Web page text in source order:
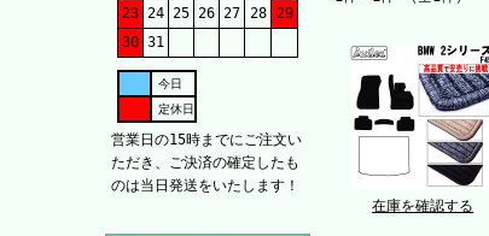
23 24 25 26 27 28
29
30 31
今日
定休日
営業日の15時までにご注文い
ただき、ご決済の確定したも
のは当日発送をいたします！
在庫を確認する